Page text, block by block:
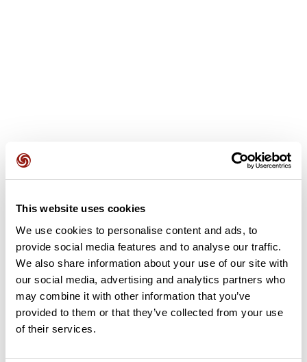
This website uses cookies
We use cookies to personalise content and ads, to
provide social media features and to analyse our traffic.
We also share information about your use of our site with
our social media, advertising and analytics partners who
may combine it with other information that you’ve
provided to them or that they’ve collected from your use
of their services.
Ajouter un avis
Découvrez ce parcours de trail de 39,7 km qui débute à Batz-